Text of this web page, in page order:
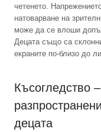
четенето.
натоварване на
може да се влоши
Децата също са
екраните по-близо до
Късогледство
децата